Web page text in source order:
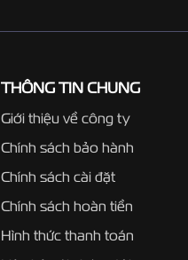
THÔNG TIN CHUNG
Giới thiệu về công ty
Chính sách bảo hành
Chính sách cài đặt
Chính sách hoàn tiền
Hình thức thanh toán